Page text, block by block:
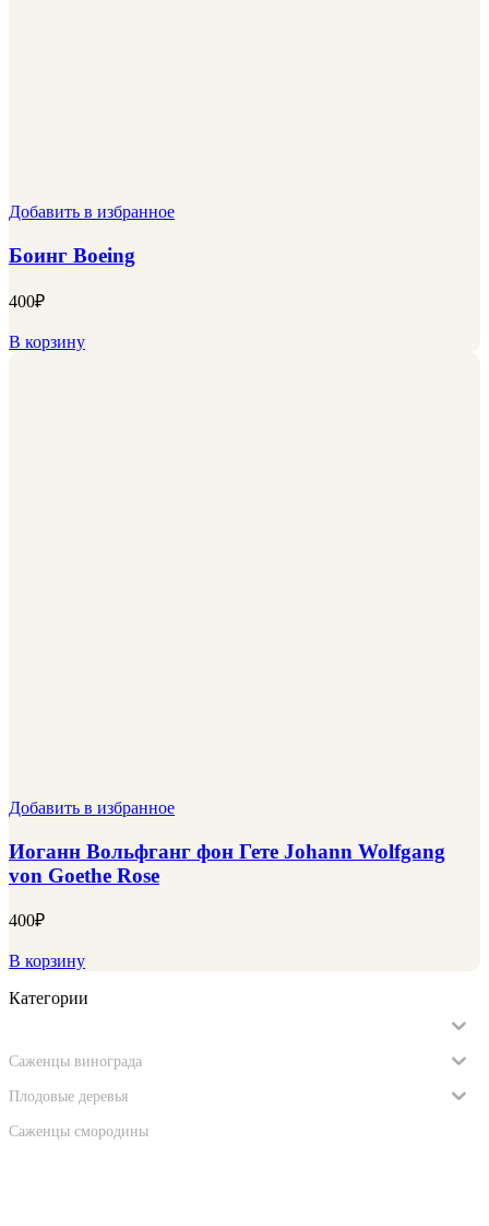
Добавить в избранное
Боинг Boeing
400₽
В корзину
Добавить в избранное
Иоганн Вольфганг фон Гете Johann Wolfgang
von Goethe Rose
400₽
В корзину
Категории
Саженцы винограда
Плодовые деревья
Саженцы смородины